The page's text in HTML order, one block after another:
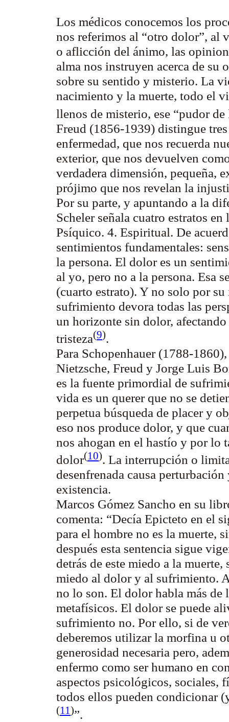
Los médicos conocemos los
nos referimos al “otro dolor”, al
o aflicción del ánimo, las
alma nos instruyen acerca de su
sobre su sentido y misterio. La
nacimiento y la muerte, todo el
llenos de misterio, ese “pudor de
Freud (1856-1939) distingue
enfermedad, que nos recuerda
exterior, que nos devuelven
verdadera dimensión, pequeña,
prójimo que nos revelan la
Por su parte, y apuntando a la
Scheler señala cuatro estratos
Psíquico. 4. Espiritual. De
sentimientos fundamentales:
la persona. El dolor es un
al yo, pero no a la persona. Esa
(cuarto estrato). Y no solo por
sufrimiento devora todas las
un horizonte sin dolor,
tristeza(9).
Para Schopenhauer (1788-
Nietzsche, Freud y Jorge Luis
es la fuente primordial de
vida es un querer que no se
perpetua búsqueda de placer y
eso nos produce dolor, y que
nos ahogan en el hastío y por lo
dolor(10). La interrupción o
desenfrenada causa
existencia.
Marcos Gómez Sancho en su
comenta: “Decía Epicteto en el
para el hombre no es la muerte,
después esta sentencia sigue
detrás de este miedo a la
miedo al dolor y al sufrimiento.
no lo son. El dolor habla más
metafísicos. El dolor se puede
sufrimiento no. Por ello, si de
deberemos utilizar la morfina u
generosidad necesaria pero,
enfermo como ser humano en
aspectos psicológicos, sociales,
todos ellos pueden condicionar
(11)”.